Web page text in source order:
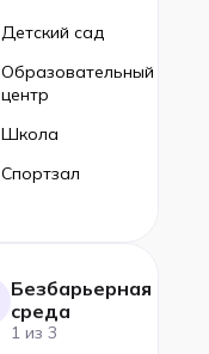
Детский сад
Образовательный
центр
Школа
Спортзал
Безбарьерная
среда
1 из 3